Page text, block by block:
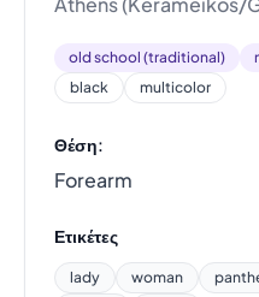
old school (traditional)
black
multicolor
Θέση:
Forearm
Ετικέτες
lady woman